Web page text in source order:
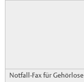
Notfall-Fax für Gehörlose